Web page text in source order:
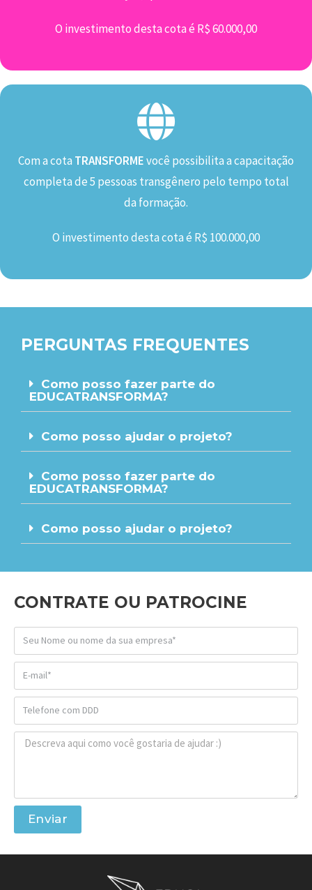
O investimento desta cota é R$ 60.000,00
Com a cota TRANSFORMEvocê possibilita a capacitação
completa de 5 pessoas transgênero pelo tempo total
da formação.
O investimento desta cota é R$ 100.000,00
PERGUNTAS FREQUENTES
Como posso fazer parte do
EDUCATRANSFORMA?
Como posso ajudar o projeto?
Como posso fazer parte do
EDUCATRANSFORMA?
Como posso ajudar o projeto?
CONTRATE OU PATROCINE
Enviar